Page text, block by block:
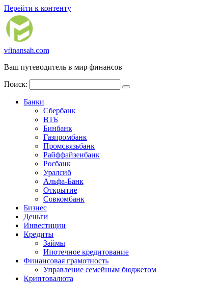
Перейти к контенту
vfinansah.com
Ваш путеводитель в мир финансов
Поиск:
Банки
Сбербанк
ВТБ
Бинбанк
Газпромбанк
Промсвязьбанк
Райффайзенбанк
Росбанк
Уралсиб
Альфа-Банк
Открытие
Совкомбанк
Бизнес
Деньги
Инвестиции
Кредиты
Займы
Ипотечное кредитование
Финансовая грамотность
Управление семейным бюджетом
Криптовалюта